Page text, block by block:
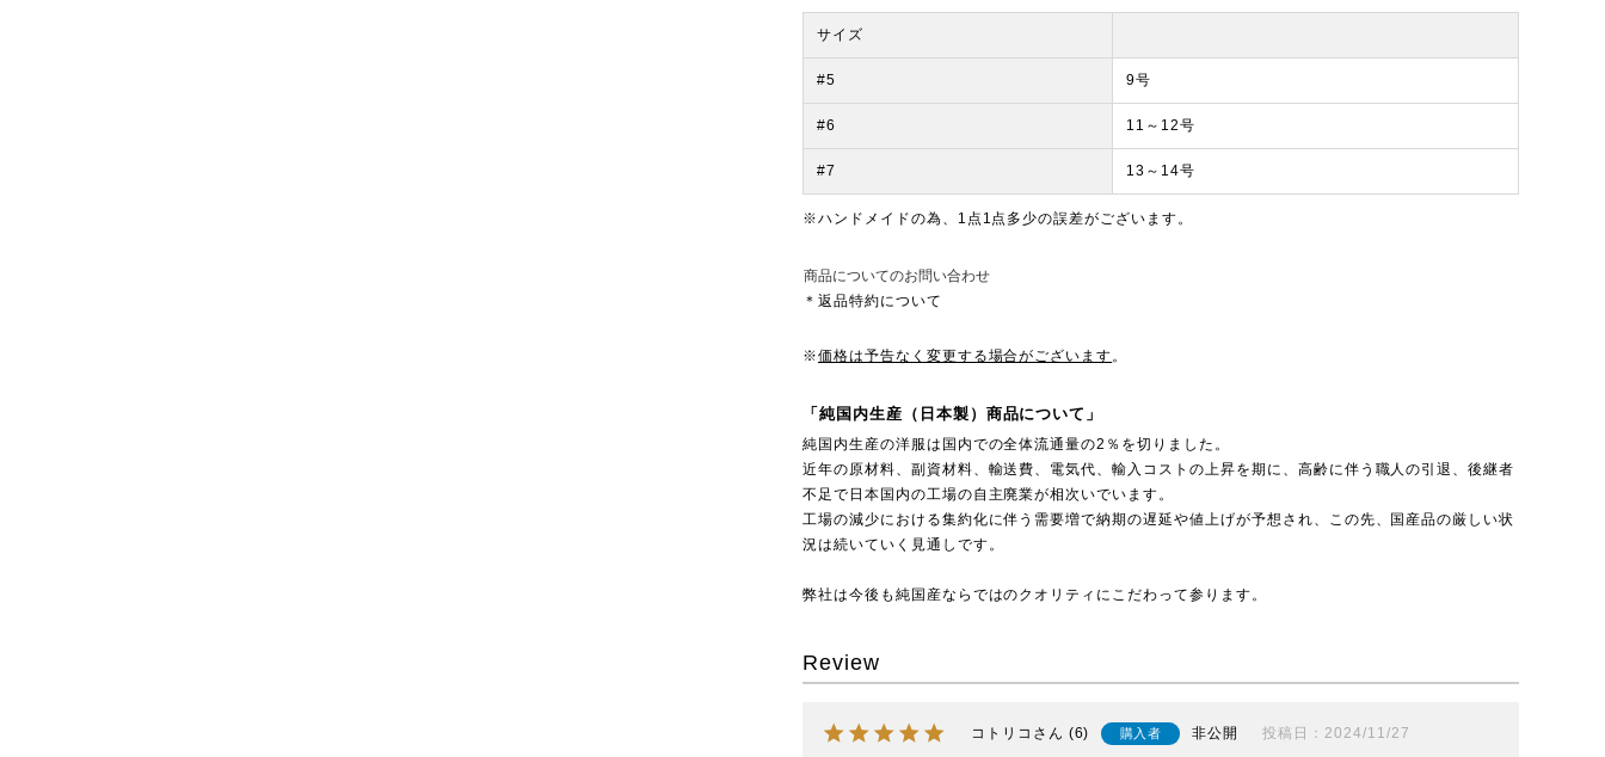
サイズ
#5 9号
#6 11～12号
#7 13～14号
※ハンドメイドの為、1点1点多少の誤差がございます。
商品についてのお問い合わせ
＊返品特約について
※価格は予告なく変更する場合がございます。
「純国内生産（日本製）商品について」
純国内生産の洋服は国内での全体流通量の2％を切りました。
近年の原材料、副資材料、輸送費、電気代、輸入コストの上昇を期に、高齢に伴う職人の引退、後継者
不足で日本国内の工場の自主廃業が相次いでいます。
工場の減少における集約化に伴う需要増で納期の遅延や値上げが予想され、この先、国産品の厳しい状
況は続いていく見通しです。
弊社は今後も純国産ならではのクオリティにこだわって参ります。
Review
コトリコ 6 購入者 非公開 投稿日
2024/11/27